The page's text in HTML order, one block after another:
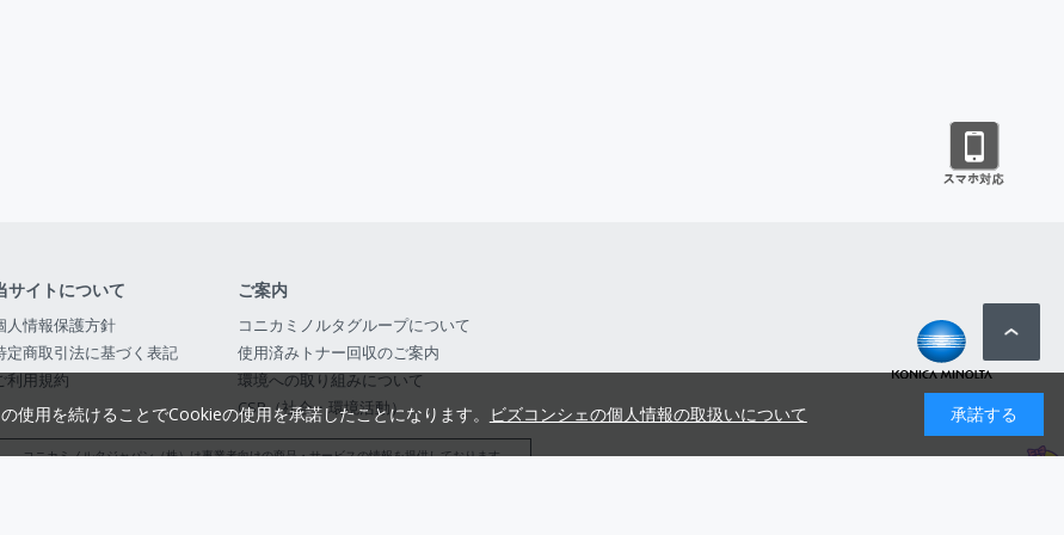
サイトについて
人情報保護方針
定商取引法に基づく表記
利用規約
ご案内
コニカミノルタグループについて
使用済みトナー回収のご案内
環境への取り組みについて
CSR（社会・環境活動）
コニカミノルタジャパン（株）は事業者向けの商品・サービスの情報を提供しております
用を続けることでCookieの使用を承諾したことになります。 ビズコンシェの個人情報の取扱いについて 承諾する